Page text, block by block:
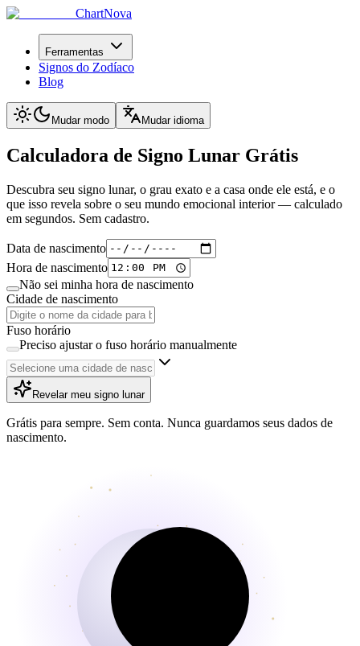
ChartNova
Ferramentas
Signos do Zodíaco
Blog
Mudar modo Mudar idioma
Calculadora de Signo Lunar Grátis
Descubra seu signo lunar, o grau exato e a casa onde ele está, e o
que isso revela sobre o seu mundo emocional interior — calculado
em segundos. Sem cadastro.
Data de nascimento
Hora de nascimento
Não sei minha hora de nascimento
Cidade de nascimento
Fuso horário
Preciso ajustar o fuso horário manualmente
Revelar meu signo lunar
Grátis para sempre. Sem conta. Nunca guardamos seus dados de
nascimento.